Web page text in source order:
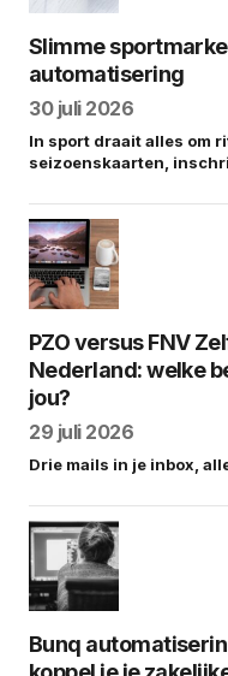
Slimme
automatisering
30 juli 2026
In sport draait alles om
seizoenskaarten,
PZO versus FNV
Nederland: welke
jou?
29 juli 2026
Drie mails in je inbox,
Bunq